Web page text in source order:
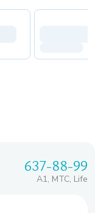
637-88-99
A1, МТС, Life